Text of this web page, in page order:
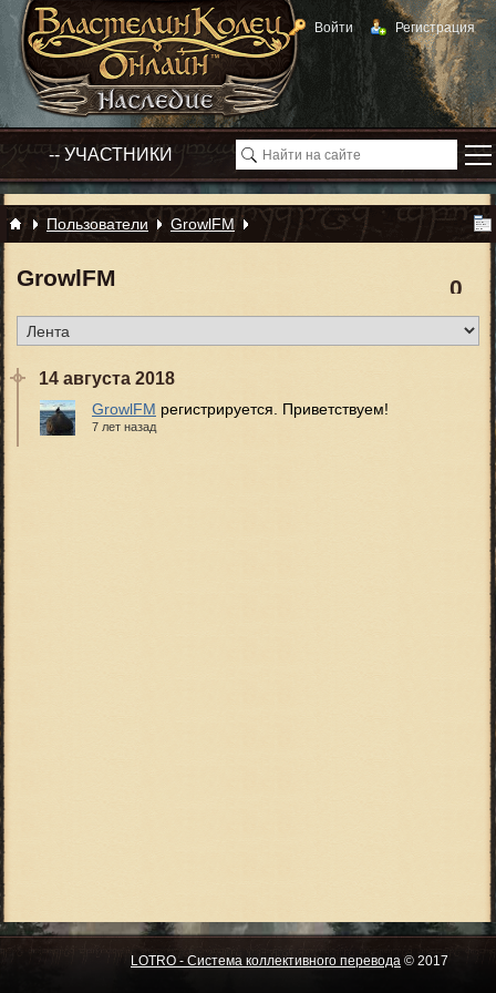
Войти Регистрация
Пользователи GrowlFM
0
GrowlFM
14 августа 2018
GrowlFM регистрируется. Приветствуем!
7 лет назад
LOTRO - Система коллективного перевода © 2017